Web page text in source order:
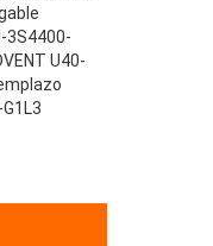
3S4400-
U40-